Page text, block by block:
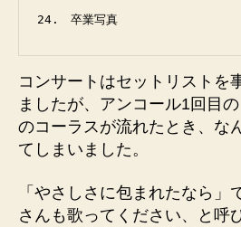
24.　卒業写真
コンサートはセットリストを
ましたが、アンコール1回目
のコーラスが流れたとき、な
てしまいました。
「やさしさに包まれたなら」
さんも歌ってください、と呼